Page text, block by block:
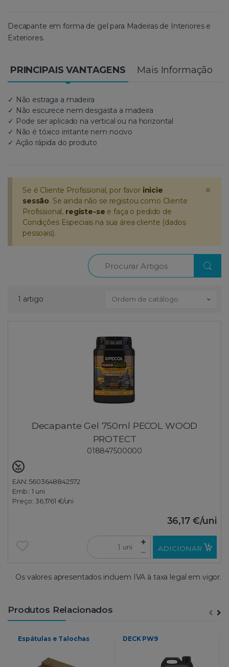
Decapante em forma de gel para Madeiras de Interiores e
Exteriores.
PRINCIPAIS VANTAGENS Mais Informação
✓ Não estraga a madeira
✓ Não escurece nem desgasta a madeira
✓ Pode ser aplicado na vertical ou na horizontal
✓ Não é tóxico irritante nem nocivo
✓ Ação rápida do produto
×
Se é Cliente Profissional, por favor inicie
sessão. Se ainda não se registou como Cliente
Profissional, registe-se e faça o pedido de
Condições Especiais na sua área cliente (dados
pessoais).
Procurar
1 artigo Ordem de catálogo
Decapante Gel 750ml PECOL WOOD
PROTECT
018847500000
EAN: 5603648842572
Emb.:1 uni
Preço: 36,1761 €/uni
36,17 €/uni
uni ADICIONAR
Os valores apresentados incluem IVA à taxa legal em vigor.
Produtos Relacionados
Espátulas e Talochas DECK PW9